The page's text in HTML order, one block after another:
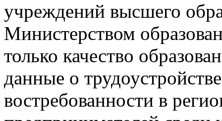
учреждений высшего
Министерством
только качество
данные о
востребованности в